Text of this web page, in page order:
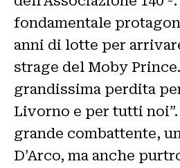
fondamentale
anni di lotte per
strage del Moby
grandissima perdita
Livorno e per tutti
grande combattente,
D’Arco, ma anche